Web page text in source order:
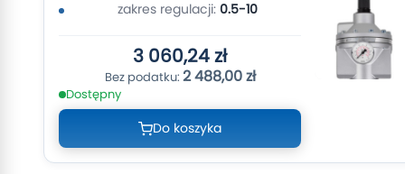
zakres regulacji: 0.5-10
3 060,24 zł
2 488,00 zł
Dostępny
Do koszyka